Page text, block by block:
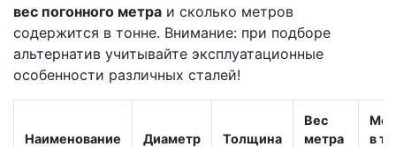
вес погонного метра и сколько метров
содержится в тонне. Внимание: при подборе
альтернатив учитывайте эксплуатационные
особенности различных сталей!
Наименование Диаметр Толщина
Вес
метра
в